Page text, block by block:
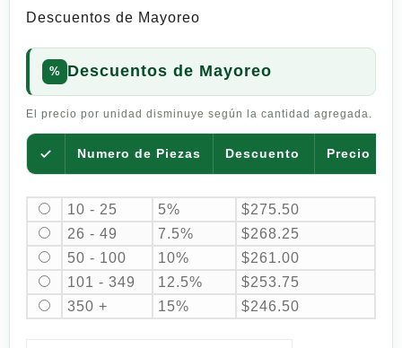
cliente
Descuentos de Mayoreo
Descuentos de Mayoreo
El precio por unidad disminuye según la cantidad agregada.
Numero de Piezas Descuento Precio por
10 - 25 5% $275.50
26 - 49
7.5% $268.25
50 - 100
10% $261.00
101 - 349
12.5% $253.75
350 +
15% $246.50